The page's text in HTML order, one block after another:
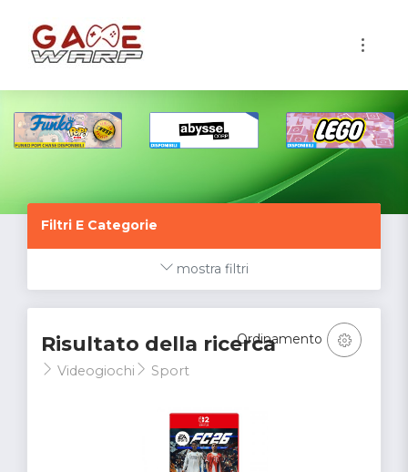
Filtri E Categorie
mostra filtri
Risultato della ricerca
Videogiochi Sport
Ordinamento